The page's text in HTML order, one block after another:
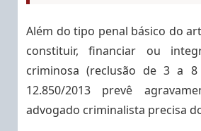
Além do tipo penal básico do
constituir, financiar ou
criminosa (reclusão de 3 a
12.850/2013 prevê
advogado criminalista precisa